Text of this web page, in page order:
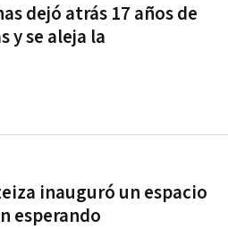
dejó atrás 17 años de
y se aleja la
inauguró un espacio
esperando